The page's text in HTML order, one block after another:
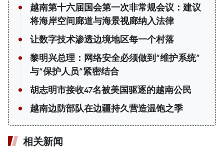
越南第十六届国会第一次非常规会议：建议
将海岸空间廊道与海景视廊纳入法律
让数字技术渗透边境地区每一个村落
黎明兴总理：网络安全必须做到“维护系统”
与“保护人员”紧密结合
胡志明市接收47名被美国驱逐的越南公民
越南边防部队在边疆持久营造温饱之季
相关新闻